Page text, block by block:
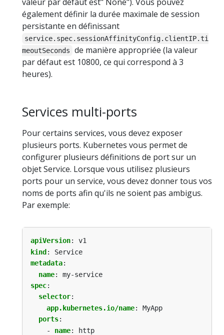
également définir la durée maximale de session
persistante en définissant
service.spec.sessionAffinityConfig.clientIP.ti
meoutSeconds
de manière appropriée (la valeur
par défaut est 10800, ce qui correspond à 3
heures).
Services multi-ports
Pour certains services, vous devez exposer
plusieurs ports. Kubernetes vous permet de
configurer plusieurs définitions de port sur un
objet Service. Lorsque vous utilisez plusieurs
ports pour un service, vous devez donner tous vos
noms de ports afin qu'ils ne soient pas ambigus.
Par exemple:
apiVersion:
v1
kind :
Service
metadata:
name:
my-service
spec:
selector:
app.kubernetes.io/name:
MyApp
ports:
- name:
http